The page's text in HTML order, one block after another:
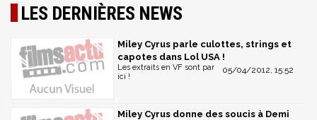
LES DERNIÈRES NEWS
Miley Cyrus parle culottes, strings et
capotes dans Lol USA !
05/04/2012, 15:52
Les extraits en VF sont par
ici !
Miley Cyrus donne des soucis à Demi